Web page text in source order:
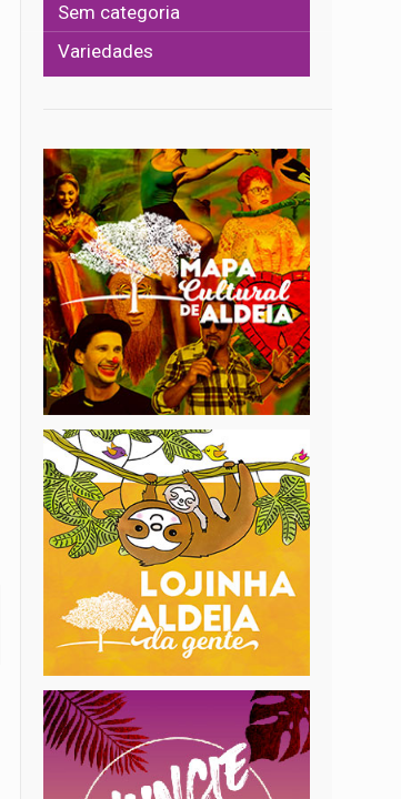
Sem categoria
Variedades